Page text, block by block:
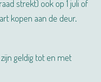
strekt) ook op 1 juli of
kopen aan de deur.
geldig tot en met